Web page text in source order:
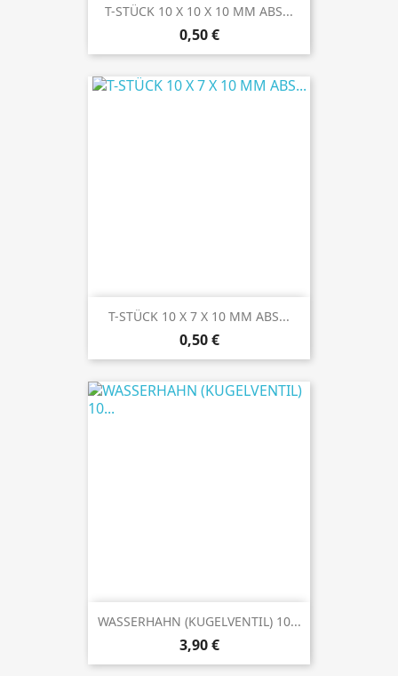
T-STÜCK 10 X 10 X 10 MM ABS...
Preis
0,50 €
T-STÜCK 10 X 7 X 10 MM ABS...
Preis
0,50 €
WASSERHAHN (KUGELVENTIL) 10...
Preis
3,90 €